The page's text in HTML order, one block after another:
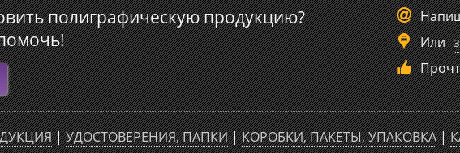
полиграфическую продукцию?
Или
|УДОСТОВЕРЕНИЯ, ПАПКИ|КОРОБКИ, ПАКЕТЫ, УПАКОВКА|